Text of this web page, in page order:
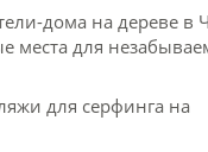
дома на дереве в
места для
для серфинга на